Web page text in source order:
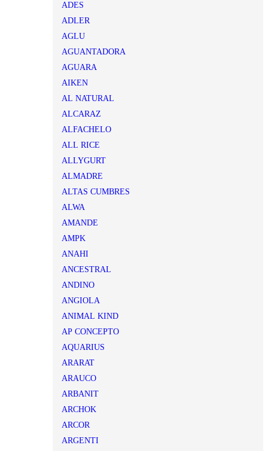
ADES
ADLER
AGLU
AGUANTADORA
AGUARA
AIKEN
AL NATURAL
ALCARAZ
ALFACHELO
ALL RICE
ALLYGURT
ALMADRE
ALTAS CUMBRES
ALWA
AMANDE
AMPK
ANAHI
ANCESTRAL
ANDINO
ANGIOLA
ANIMAL KIND
AP CONCEPTO
AQUARIUS
ARARAT
ARAUCO
ARBANIT
ARCHOK
ARCOR
ARGENTI